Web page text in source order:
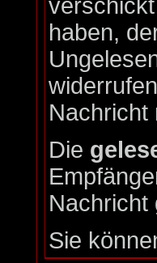
haben,
Nachricht
Die
Nachricht
Sie